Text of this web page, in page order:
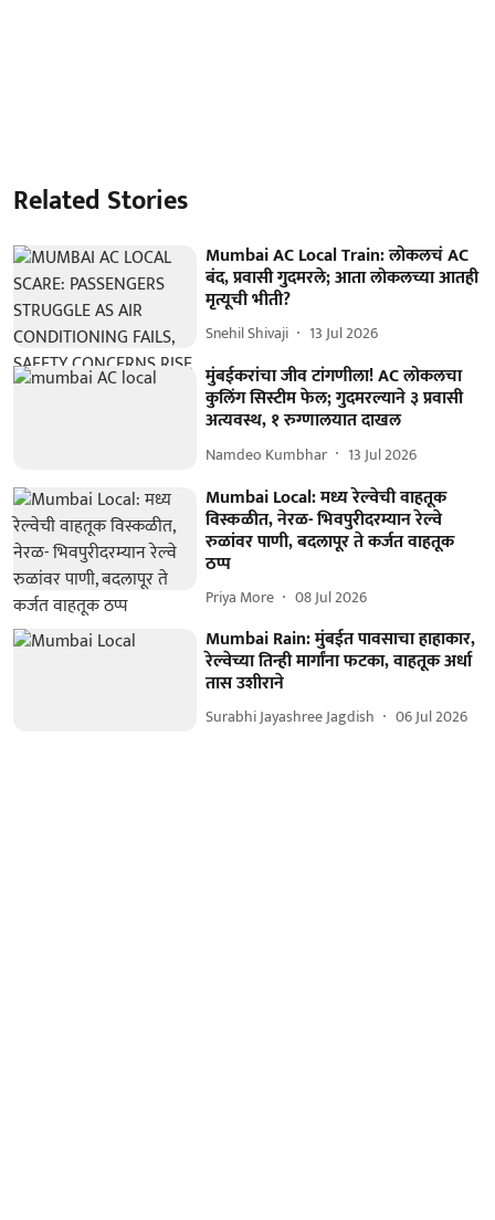
Related Stories
Mumbai AC Local Train: लोकलचं AC
बंद, प्रवासी गुदमरले; आता लोकलच्या आतही
मृत्यूची भीती?
Snehil Shivaji 13 Jul 2026
मुंबईकरांचा जीव टांगणीला! AC लोकलचा
कुलिंग सिस्टीम फेल; गुदमरल्याने ३ प्रवासी
अत्यवस्थ, १ रुग्णालयात दाखल
Namdeo Kumbhar 13 Jul 2026
Mumbai Local: मध्य रेल्वेची वाहतूक
विस्कळीत, नेरळ- भिवपुरीदरम्यान रेल्वे
रुळांवर पाणी, बदलापूर ते कर्जत वाहतूक
ठप्प
Priya More 08 Jul 2026
Mumbai Rain: मुंबईत पावसाचा हाहाकार,
रेल्वेच्या तिन्ही मार्गांना फटका, वाहतूक अर्धा
तास उशीराने
Surabhi Jayashree Jagdish 06 Jul 2026